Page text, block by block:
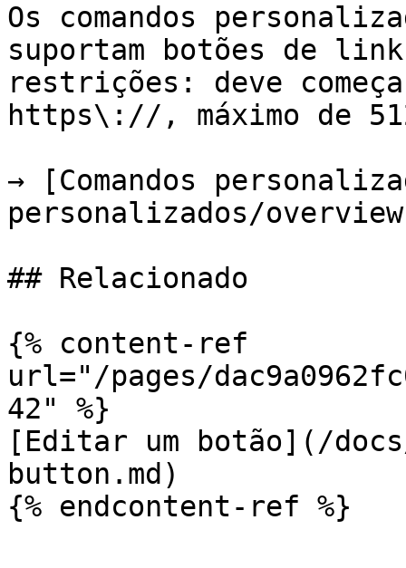
Os comandos
suportam botões de link
restrições: deve
https\://, máximo de
→ [Comandos
personalizados/
## Relacionado
{% content-ref
url="/pages/
42" %}
[Editar um botão](/
button.md)
{% endcontent-ref %}